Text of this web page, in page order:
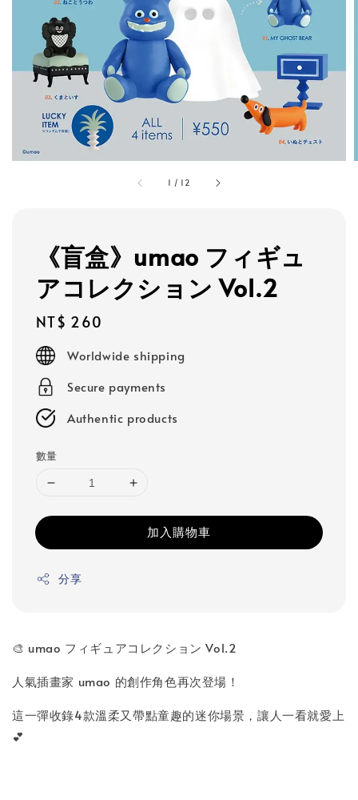
1 / 12
《盲盒》umao フィギュ
アコレクション Vol.2
Regular
price
NT$ 260
Worldwide shipping
Secure payments
Authentic products
數量
加入購物車
分享
🎨 umao フィギュアコレクション Vol.2
人氣插畫家 umao 的創作角色再次登場！
這一彈收錄4款溫柔又帶點童趣的迷你場景，讓人一看就愛上
💕